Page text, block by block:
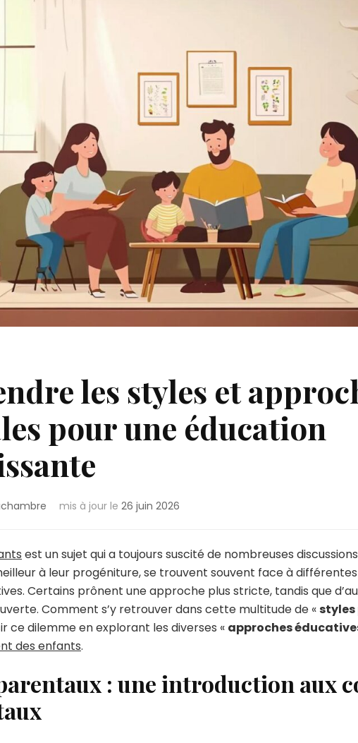
les styles et
pour une éducation
mis à jour le 26 juin 2026
est un sujet qui a toujours suscité de nombreuses
à leur progéniture, se trouvent souvent face à
Certains prônent une approche plus stricte, tandis que
Comment s’y retrouver dans cette multitude de «
ce dilemme en explorant les diverses « approches
des enfants.
: une introduction aux